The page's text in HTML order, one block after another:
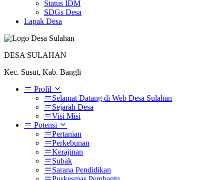
Status IDM
SDGs Desa
Lapak Desa
DESA SULAHAN
Kec. Susut, Kab. Bangli
Profil
Selamat Datang di Web Desa Sulahan
Sejarah Desa
Visi Misi
Potensi
Pertanian
Perkebunan
Kerajinan
Subak
Sarana Pendidikan